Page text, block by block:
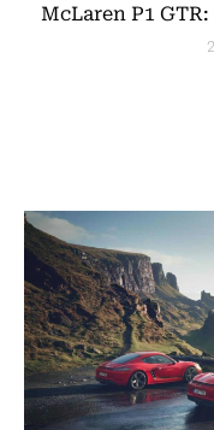
McLaren P1